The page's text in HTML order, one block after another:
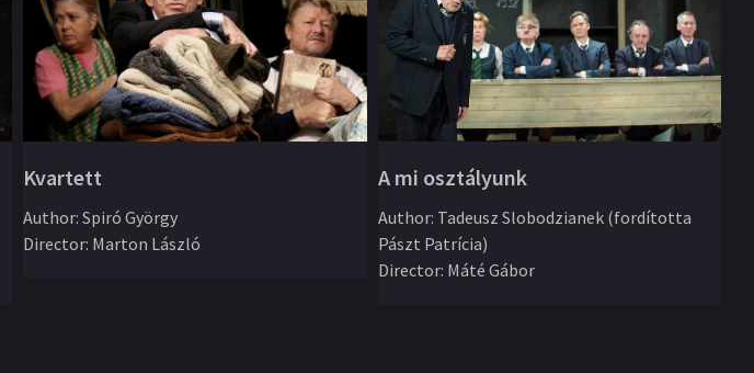
Kvartett
Author: Spiró György
Director: Marton László
A mi osztályunk
Author: Tadeusz Slobodzianek (fordította
Pászt Patrícia)
Director: Máté Gábor